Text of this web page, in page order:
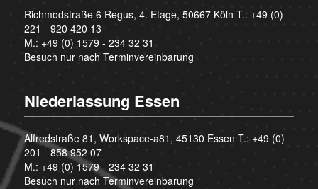
Richmodstraße 6 Regus, 4. Etage, 50667 Köln T.: +49 (0)
221 - 920 420 13
M.: +49 (0) 1579 - 234 32 31
Besuch nur nach Terminvereinbarung
Niederlassung Essen
Alfredstraße 81, Workspace-a81, 45130 Essen T.: +49 (0)
201 - 858 952 07
M.: +49 (0) 1579 - 234 32 31
Besuch nur nach Terminvereinbarung